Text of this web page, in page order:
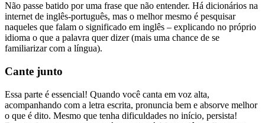
Não passe batido por uma frase que não entender. Há dicionários na
internet de inglês-português, mas o melhor mesmo é pesquisar
naqueles que falam o significado em inglês – explicando no próprio
idioma o que a palavra quer dizer (mais uma chance de se
familiarizar com a língua).
Cante junto
Essa parte é essencial! Quando você canta em voz alta,
acompanhando com a letra escrita, pronuncia bem e absorve melhor
o que é dito. Mesmo que tenha dificuldades no início, persista!